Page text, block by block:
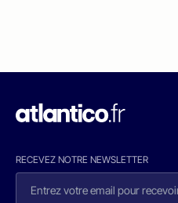
RECEVEZ NOTRE NEWSLETTER